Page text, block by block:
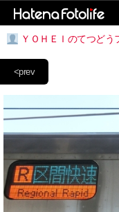
ＹＯＨＥＩのてつどう
<prev